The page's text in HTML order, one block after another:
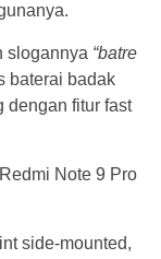
slogannya “batre
baterai badak
dengan fitur fast
Note 9 Pro
side-mounted,